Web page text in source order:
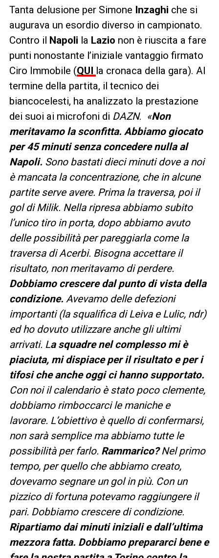
Tanta delusione per Simone Inzaghi che si
augurava un esordio diverso in campionato.
Contro il Napoli la Lazio non è riuscita a fare
punti nonostante l’iniziale vantaggio firmato
Ciro Immobile (QUI la cronaca della gara). Al
termine della partita, il tecnico dei
biancocelesti, ha analizzato la prestazione
dei suoi ai microfoni di DAZN. «Non
meritavamo la sconfitta. Abbiamo giocato
per 45 minuti senza concedere nulla al
Napoli. Sono bastati dieci minuti dove a noi
è mancata la concentrazione, che in alcune
partite serve avere. Prima la traversa, poi il
gol di Milik. Nella ripresa abbiamo subito
l’unico tiro in porta, dopo abbiamo avuto
delle possibilità per pareggiarla come la
traversa di Acerbi. Bisogna accettare il
risultato, non meritavamo di perdere.
Dobbiamo crescere dal punto di vista della
condizione. Avevamo delle defezioni
importanti (la squalifica di Leiva e Lulic, ndr)
ed ho dovuto utilizzare anche gli ultimi
arrivati. La squadre nel complesso mi è
piaciuta, mi dispiace per il risultato e per i
tifosi che anche oggi ci hanno supportato.
Con noi il calendario è stato poco clemente,
dobbiamo rimboccarci le maniche e
lavorare. L’obiettivo è quello di confermarsi,
non sarà semplice ma abbiamo tutte le
possibilità per farlo. Rammarico?Nel primo
tempo, per quello che abbiamo creato,
dovevamo segnare un gol in più. Con un
pizzico di fortuna potevamo raggiungere il
pari. Dobbiamo crescere di condizione.
Ripartiamo dai minuti iniziali e dall’ultima
mezzora fatta. Dobbiamo prepararci bene e